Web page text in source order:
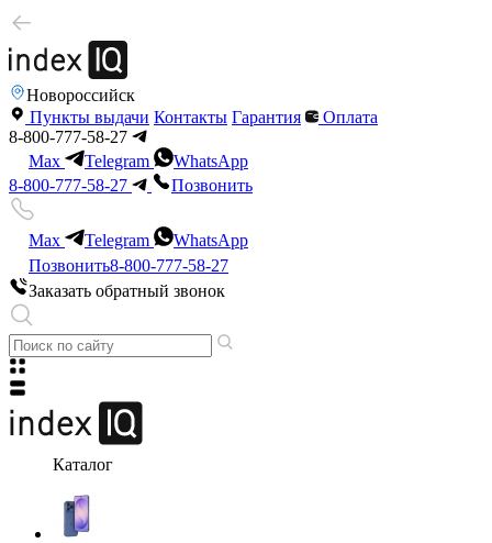
Новороссийск
Пункты выдачи Контакты Гарантия
Оплата
8-800-777-58-27
Max
Telegram
WhatsApp
8-800-777-58-27
Позвонить
Max Telegram
WhatsApp
Позвонить8-800-777-58-27
Заказать обратный звонок
Каталог